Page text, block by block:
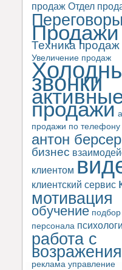
продаж Отдел
Переговоры
Продажи
Техника продаж
Увеличение продаж
звонки
продажи
продажи по телефону
антон
бизнес
клиентом
клиентский сервис
мотивация
обучение подбор
персонала
работа с
реклама управление